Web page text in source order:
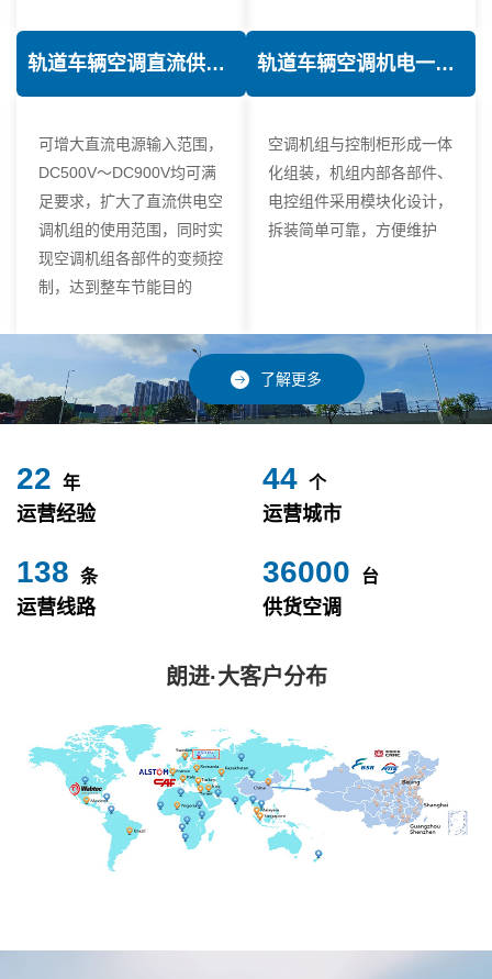
轨道车辆空调直流供电技术
可增大直流电源输入范围，
DC500V～DC900V均可满
足要求，扩大了直流供电空
调机组的使用范围，同时实
现空调机组各部件的变频控
制，达到整车节能目的
轨道车辆空调机电一体化技术
空调机组与控制柜形成一体
化组装，机组内部各部件、
电控组件采用模块化设计，
拆装简单可靠，方便维护
了解更多
24 年
运营经验
49 个
运营城市
153 条
运营线路
40000 台
供货空调
朗进·大客户分布